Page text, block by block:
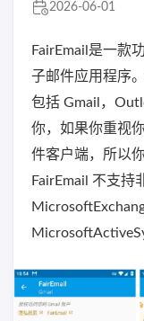
2026-06-01
FairEmail是一款
子邮件应用程序
包括 Gmail，
你，如果你重视
件客户端，所以
FairEmail 不支持